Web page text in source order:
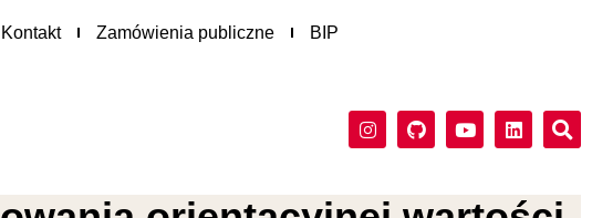
Kontakt Zamówienia publiczne BIP